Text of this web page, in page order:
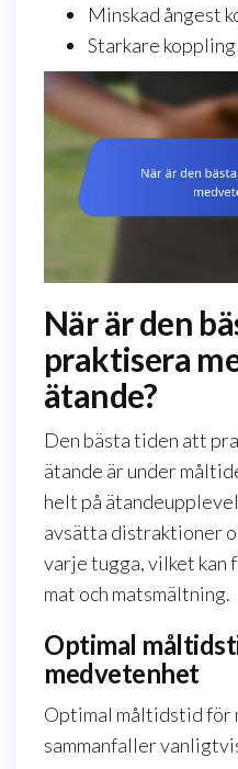
Minskad ångest
Starkare
När är den
praktisera
ätande?
Den bästa tiden att
ätande är under
helt på
avsätta distraktioner
varje tugga, vilket
mat och matsmältning.
Optimal
medvetenhet
Optimal måltidstid för
sammanfaller